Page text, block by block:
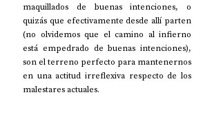
maquillados de buenas intenciones, o
quizás que efectivamente desde allí parten
(no olvidemos que el camino al infierno
está empedrado de buenas intenciones),
son el terreno perfecto para mantenernos
en una actitud irreflexiva respecto de los
malestares actuales.